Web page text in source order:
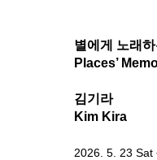
별에게 노래
Places’
김기라
Kim Kira
2026. 5. 23